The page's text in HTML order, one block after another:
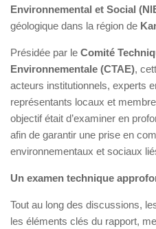
Environnemental et Social
géologique dans la région de
Présidée par le Comité
Environnementale (CTAE),
acteurs institutionnels, experts
représentants locaux et
objectif était d’examiner en
afin de garantir une prise en
environnementaux et sociaux
Un examen technique
Tout au long des discussions,
les éléments clés du rapport,